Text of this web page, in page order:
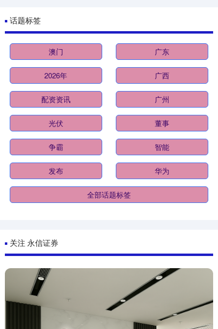
话题标签
澳门 广东
2026年 广西
配资资讯 广州
光伏 董事
争霸 智能
发布 华为
全部话题标签
关注 永信证券